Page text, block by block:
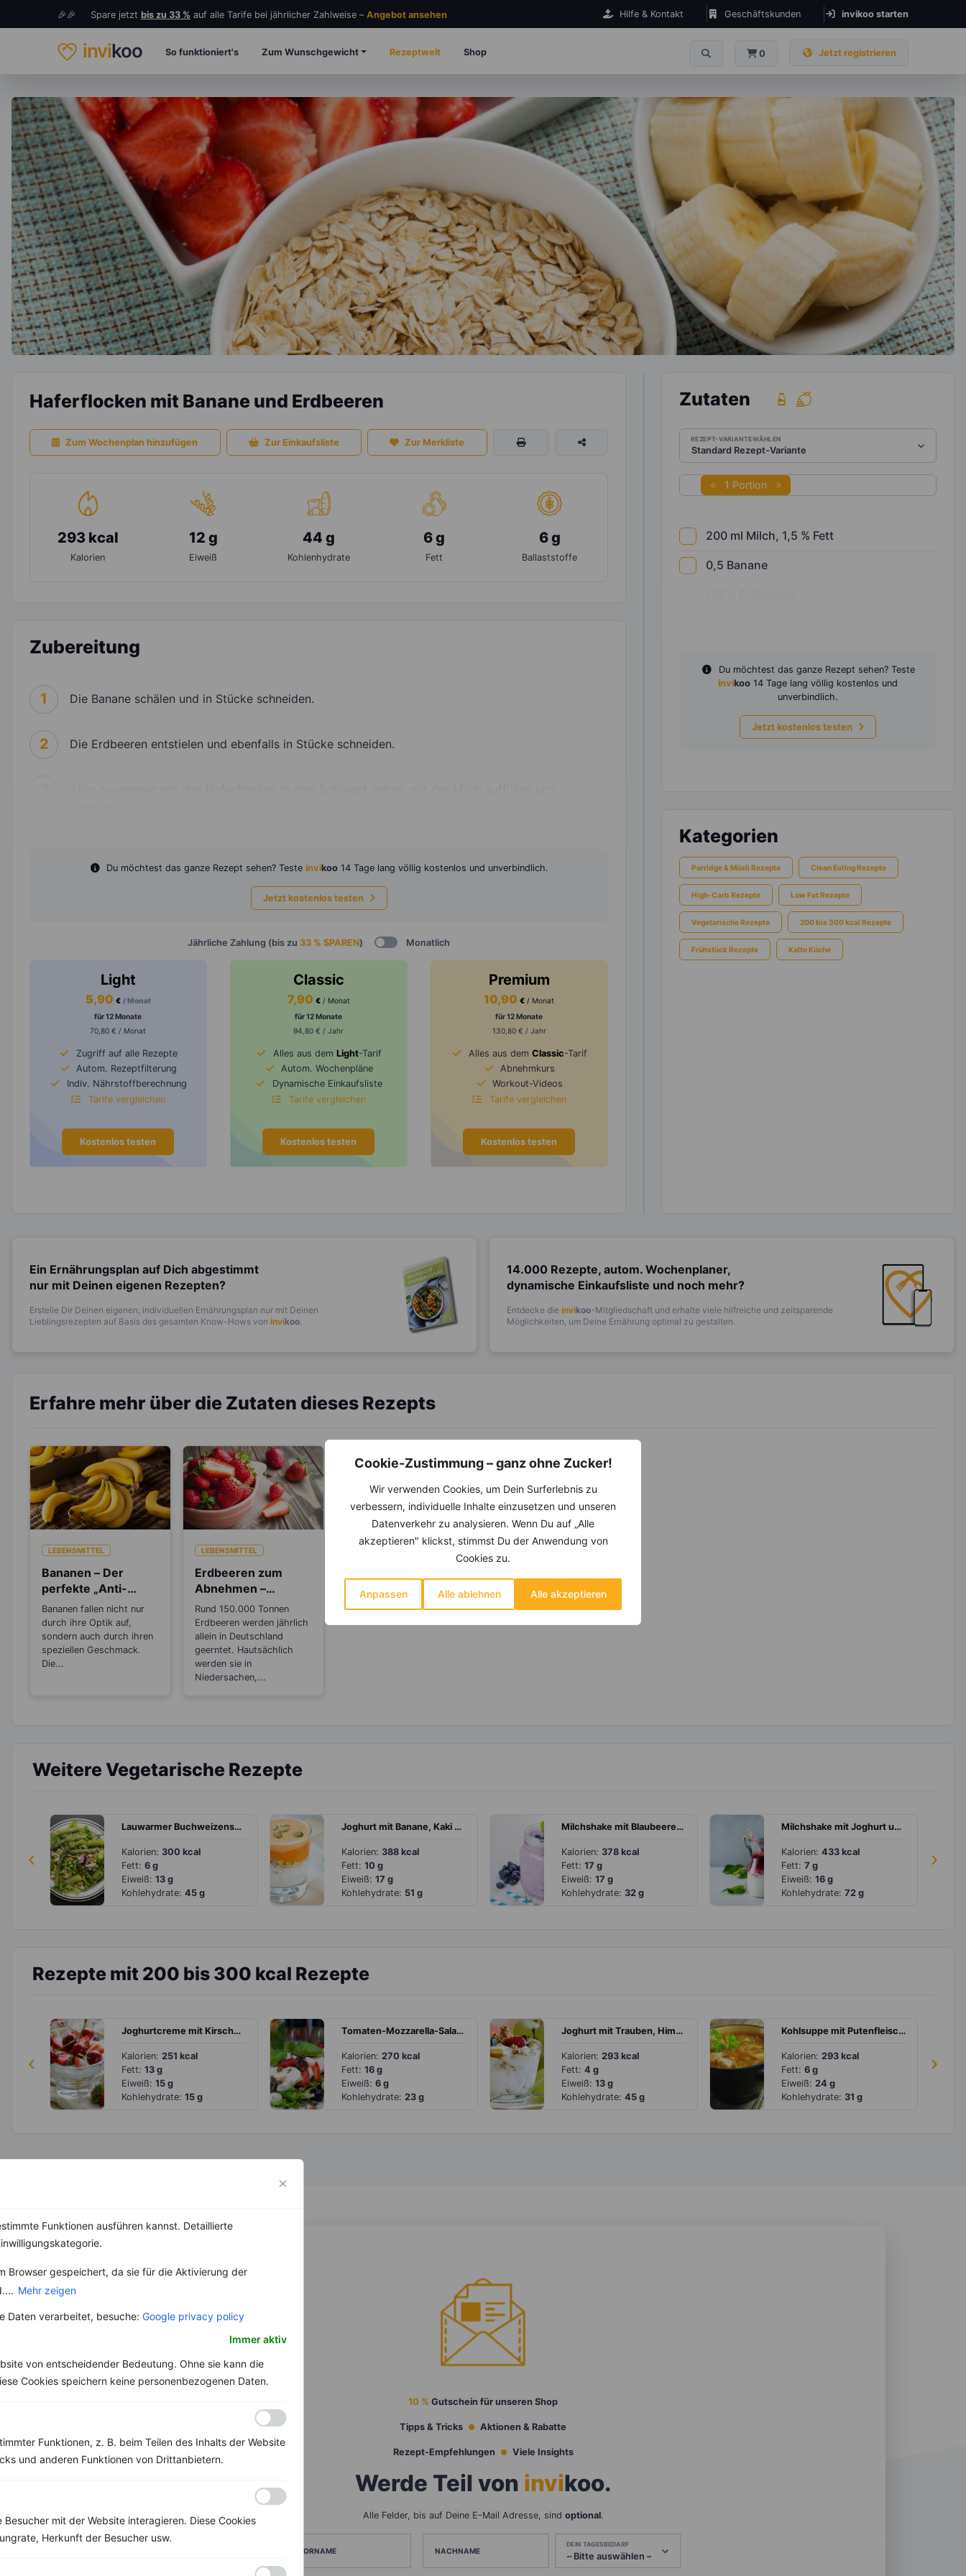
Cookie-Zustimmung – ganz ohne Zucker!
Wir verwenden Cookies, um Dein Surferlebnis zu
verbessern, individuelle Inhalte einzusetzen und unseren
Datenverkehr zu analysieren. Wenn Du auf „Alle
akzeptieren" klickst, stimmst Du der Anwendung von
Cookies zu.
Anpassen Alle ablehnen Alle akzeptieren
Funktionen ausführen kannst. Detaillierte
Browser gespeichert, da sie für die Aktivierung der
Mehr zeigen
Daten verarbeitet, besuche: Google privacy policy
Immer aktiv
von entscheidender Bedeutung. Ohne sie kann die
Cookies speichern keine personenbezogenen Daten.
Funktionen, z. B. beim Teilen des Inhalts der Website
und anderen Funktionen von Drittanbietern.
mit der Website interagieren. Diese Cookies
Herkunft der Besucher usw.
🎉🎉 Spare jetzt bis zu 33 % auf alle Tarife bei jährlicher Zahlweise – Angebot ansehen Hilfe & Kontakt Geschäftskunden invikoo starten
invikoo So funktioniert's Zum Wunschgewicht Rezeptwelt Shop 0 Jetzt registrieren
Haferflocken mit Banane und Erdbeeren
Zum Wochenplan hinzufügen Zur Einkaufsliste Zur Merkliste
293 kcal
Kalorien
12 g
Eiweiß
44 g
Kohlenhydrate
6 g
Fett
6 g
Ballaststoffe
Zubereitung
1 Die Banane schälen und in Stücke schneiden.
2 Die Erdbeeren entstielen und ebenfalls in Stücke schneiden.
Du möchtest das ganze Rezept sehen? Teste invikoo 14 Tage lang völlig kostenlos und unverbindlich.
Jetzt kostenlos testen
Jährliche Zahlung (bis zu 33 % SPAREN) Monatlich
Light
5,90 € / Monat
für 12 Monate
70,80 € / Monat
Zugriff auf alle Rezepte
Autom. Rezeptfilterung
Indiv. Nährstoffberechnung
Tarife vergleichen
Kostenlos testen
Classic
7,90 € / Monat
für 12 Monate
94,80 € / Jahr
Alles aus dem Light-Tarif
Autom. Wochenpläne
Dynamische Einkaufsliste
Tarife vergleichen
Kostenlos testen
Premium
10,90€ / Monat
für 12 Monate
130,80 € / Jahr
Alles aus dem Classic-Tarif
Abnehmkurs
Workout-Videos
Tarife vergleichen
Kostenlos testen
Zutaten
REZEPT-VARIANTE WÄHLEN
1 Portion
200 ml Milch, 1,5 % Fett
0,5 Banane
Du möchtest das ganze Rezept sehen? Teste
invikoo 14 Tage lang völlig kostenlos und
unverbindlich.
Jetzt kostenlos testen
Kategorien
Porridge & Müsli Rezepte Clean Eating Rezepte
High-Carb Rezepte Low Fat Rezepte
Vegetarische Rezepte 200 bis 300 kcal Rezepte
Frühstück Rezepte Kalte Küche
Ein Ernährungsplan auf Dich abgestimmt
nur mit Deinen eigenen Rezepten?
Erstelle Dir Deinen eigenen, individuellen Ernährungsplan nur mit Deinen
Lieblingsrezepten auf Basis des gesamten Know-Hows von invikoo.
14.000 Rezepte, autom. Wochenplaner,
dynamische Einkaufsliste und noch mehr?
Entdecke die invikoo-Mitgliedschaft und erhalte viele hilfreiche und zeitsparende
Möglichkeiten, um Deine Ernährung optimal zu gestalten.
Erfahre mehr über die Zutaten dieses Rezepts
LEBENSMITTEL
Bananen – Der
perfekte „Anti-
Stress“-Snack
Bananen fallen nicht nur
durch ihre Optik auf,
sondern auch durch ihren
speziellen Geschmack.
Die...
LEBENSMITTEL
Erdbeeren zum
Abnehmen –
Wusstest du, das
sie botanisch
gesehen Nüsse
sind?
Rund 150.000 Tonnen
Erdbeeren werden jährlich
allein in Deutschland
geerntet. Hautsächlich
werden sie in
Niedersachen,...
Weitere Vegetarische Rezepte
‹ ›
Lauwarmer Buchweizensalat mit mediterranem Dressing
Kalorien: 300 kcal
Fett: 6 g
Eiweiß: 13 g
Kohlehydrate: 45 g
Joghurt mit Banane, Kaki und Haferflocken
Kalorien: 388 kcal
Fett: 10 g
Eiweiß: 17 g
Kohlehydrate: 51 g
Milchshake mit Blaubeeren, Joghurt und Mandelmus
Kalorien: 378 kcal
Fett: 17 g
Eiweiß: 17 g
Kohlehydrate: 32 g
Milchshake mit Joghurt und Kirschen
Kalorien: 433 kcal
Fett: 7 g
Eiweiß: 16 g
Kohlehydrate: 72 g
Rezepte mit 200 bis 300 kcal Rezepte
‹ ›
Joghurtcreme mit Kirschen und Erdbeeren
Kalorien: 251 kcal
Fett: 13 g
Eiweiß: 15 g
Kohlehydrate: 15 g
Tomaten-Mozzarella-Salat mit Kapern und Oliven
Kalorien: 270 kcal
Fett: 16 g
Eiweiß: 6 g
Kohlehydrate: 23 g
Joghurt mit Trauben, Himbeeren und Müsli
Kalorien: 293 kcal
Fett: 4 g
Eiweiß: 13 g
Kohlehydrate: 45 g
Kohlsuppe mit Putenfleisch und Gemüsestreifen
Kalorien: 293 kcal
Fett: 6 g
Eiweiß: 24 g
Kohlehydrate: 31 g
10 % Gutschein für unseren Shop
Tipps & Tricks Aktionen & Rabatte
Rezept-Empfehlungen Viele Insights
Werde Teil von invikoo.
Alle Felder, bis auf Deine E-Mail Adresse, sind optional.
VORNAME NACHNAME
DEIN TAGESBEDARF